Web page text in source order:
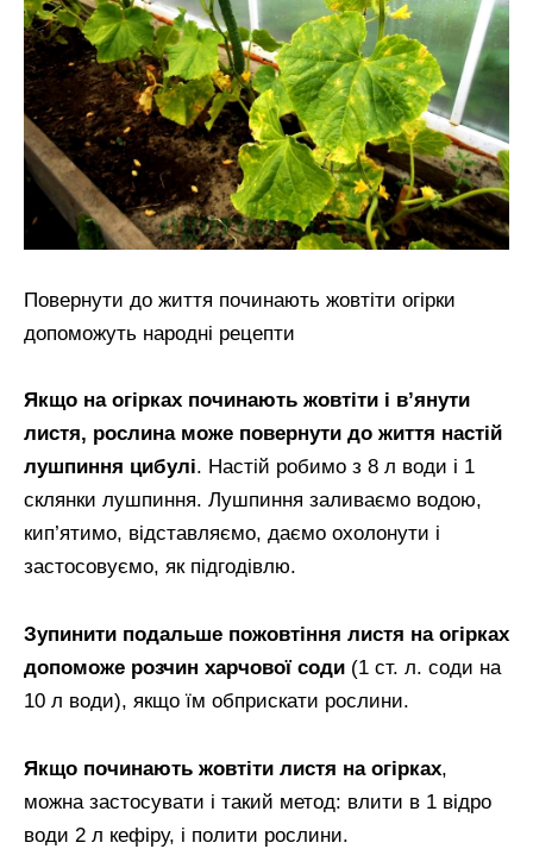
Повернути до життя починають жовтіти огірки
допоможуть народні рецепти
Якщо на огірках починають жовтіти і в’янути
листя, рослина може повернути до життя настій
лушпиння цибулі. Настій робимо з 8 л води і 1
склянки лушпиння. Лушпиння заливаємо водою,
кип’ятимо, відставляємо, даємо охолонути і
застосовуємо, як підгодівлю.
Зупинити подальше пожовтіння листя на огірках
допоможе розчин харчової соди (1 ст. л. соди на
10 л води), якщо їм обприскати рослини.
Якщо починають жовтіти листя на огірках,
можна застосувати і такий метод: влити в 1 відро
води 2 л кефіру, і полити рослини.